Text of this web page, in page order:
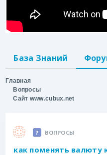
База Знаний
Главная
Вопросы
Сайт www.cubux.net
ВОПРОСЫ
как поменять валюту